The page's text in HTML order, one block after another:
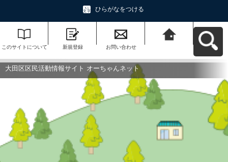
ひらがなをつける
このサイトについて 新規登録 お問い合わせ
ットへ戻る
大田区区民活動情報サイト オーちゃんネット